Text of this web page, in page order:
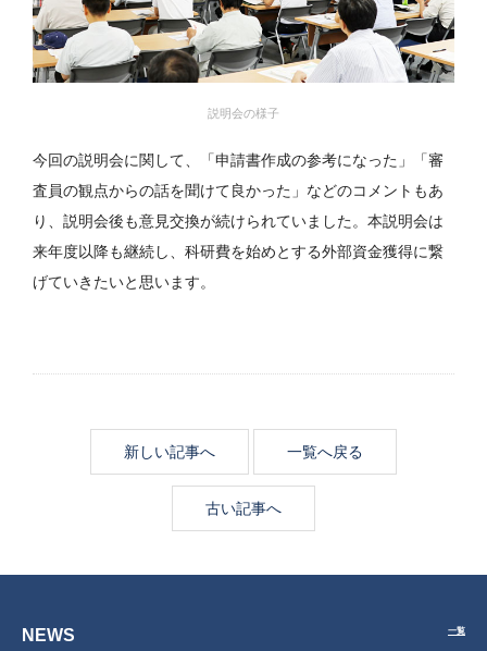
説明会の様子
今回の説明会に関して、「申請書作成の参考になった」「審
査員の観点からの話を聞けて良かった」などのコメントもあ
り、説明会後も意見交換が続けられていました。本説明会は
来年度以降も継続し、科研費を始めとする外部資金獲得に繋
げていきたいと思います。
新しい記事へ 一覧へ戻る
古い記事へ
NEWS 一覧